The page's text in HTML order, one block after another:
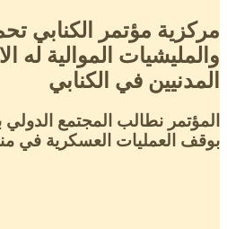
مركزية مؤتمر الكنابي
والمليشيات الموالية له
المدنيين في الكنابي
المؤتمر نطالب المجتمع
بوقف العمليات العسكرية في